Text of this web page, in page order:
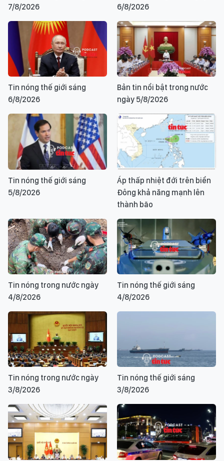
7/8/2026
6/8/2026
Tin nóng thế giới sáng
6/8/2026
Bản tin nổi bật trong nước
ngày 5/8/2026
Tin nóng thế giới sáng
5/8/2026
Áp thấp nhiệt đới trên biển
Đông khả năng mạnh lên
thành bão
Tin nóng trong nước ngày
4/8/2026
Tin nóng thế giới sáng
4/8/2026
Tin nóng trong nước ngày
3/8/2026
Tin nóng thế giới sáng
3/8/2026